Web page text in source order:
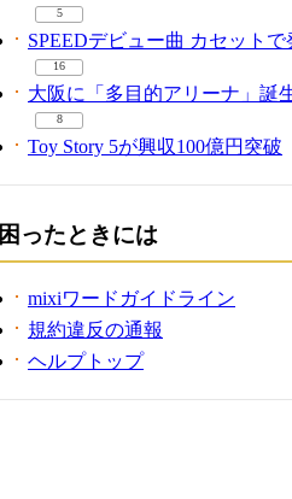
5
SPEEDデビュー曲 カセットで
16
大阪に「多目的アリーナ」誕
8
Toy Story 5が興収100億円突破
困ったときには
mixiワードガイドライン
規約違反の通報
ヘルプトップ